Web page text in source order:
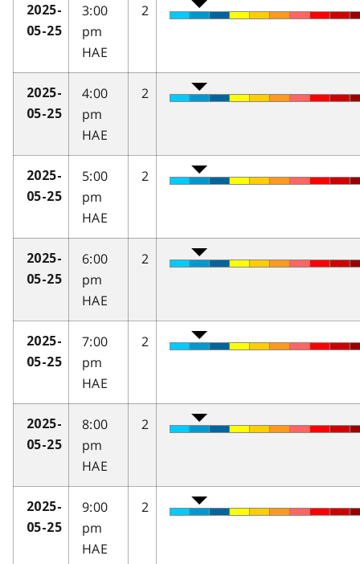
2025-
05-25
3:00
pm
HAE
2
2025-
05-25
4:00
pm
HAE
2
2025-
05-25
5:00
pm
HAE
2
2025-
05-25
6:00
pm
HAE
2
2025-
05-25
7:00
pm
HAE
2
2025-
05-25
8:00
pm
HAE
2
2025-
05-25
9:00
pm
HAE
2